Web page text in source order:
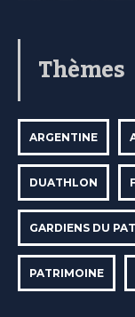
Thèmes
ARGENTINE
DUATHLON
GARDIENS DU
PATRIMOINE